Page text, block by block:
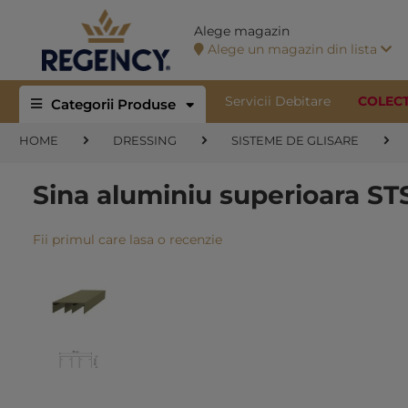
Alege magazin
Alege un magazin din lista
Categorii Produse Servicii Debitare
HOME DRESSING SISTEME DE GLISARE
Sina aluminiu superioara
Fii primul care lasa o recenzie